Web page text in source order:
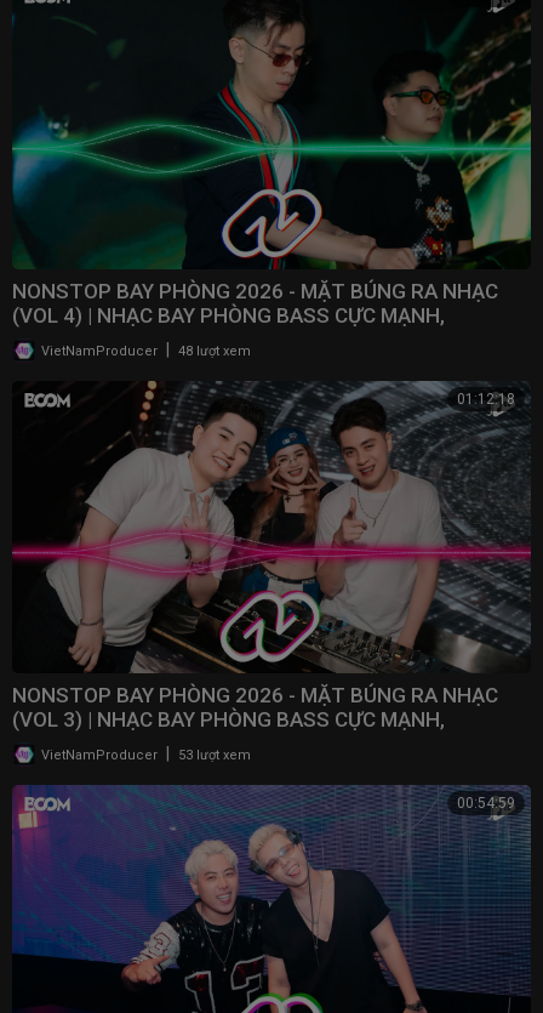
NONSTOP BAY PHÒNG 2026 - MẶT BÚNG RA NHẠC
(VOL 4) | NHẠC BAY PHÒNG BASS CỰC MẠNH,
NONSTOP 2025
VietNamProducer 48 lượt xem
01:12:18
NONSTOP BAY PHÒNG 2026 - MẶT BÚNG RA NHẠC
(VOL 3) | NHẠC BAY PHÒNG BASS CỰC MẠNH,
NONSTOP 2025
VietNamProducer | 53 lượt xem
00:54:59